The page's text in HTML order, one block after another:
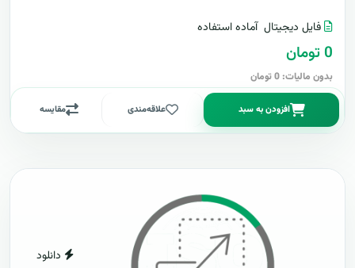
فایل دیجیتال آماده استفاده
0 تومان
بدون مالیات: 0 تومان
افزودن به سبد علاقه‌مندی مقایسه
دانلود